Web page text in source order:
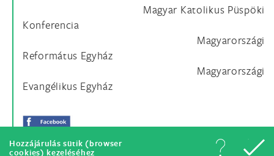
Hozzájárulás sütik (browser
cookies) kezeléséhez
Magyar Katolikus Püspöki
Konferencia
Magyarországi
Református Egyház
Magyarországi
Evangélikus Egyház